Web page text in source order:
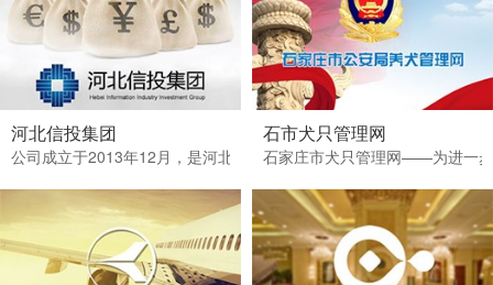
河北信投集团
公司成立于2013年12月，是河北信息产业投资集团有限公司的全资子
石市犬只管理网
石家庄市犬只管理网——为进一步